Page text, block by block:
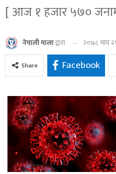
[ आज १ हजार ५७०
नेपाली मालाद्वारा २०७८ माघ
Share Facebook